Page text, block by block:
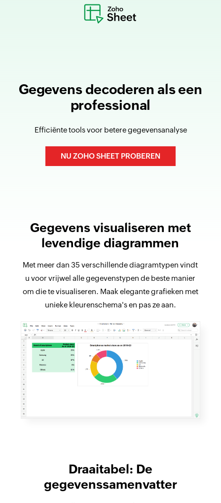
Gegevens decoderen als een
professional
Efficiënte tools voor betere gegevensanalyse
NU ZOHO SHEET PROBEREN
Gegevens visualiseren met
levendige diagrammen
Met meer dan 35 verschillende diagramtypen vindt
u voor vrijwel alle gegevenstypen de beste manier
om die te visualiseren. Maak elegante grafieken met
unieke kleurenschema's en pas ze aan.
Draaitabel: De
gegevenssamenvatter